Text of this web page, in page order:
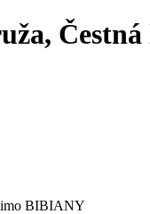
BIBIANY